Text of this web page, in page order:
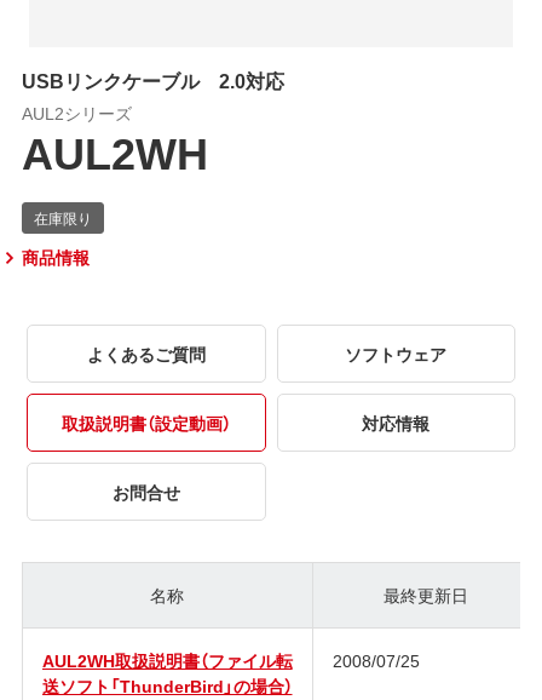
USBリンクケーブル 2.0対応
AUL2シリーズ
AUL2WH
商品情報
よくあるご質問 ソフトウェア
取扱説明書（設定動画） 対応情報
お問合せ
名称 最終更新日
AUL2WH取扱説明書（ファイル転
送ソフト「ThunderBird」の場合）
2008/07/25